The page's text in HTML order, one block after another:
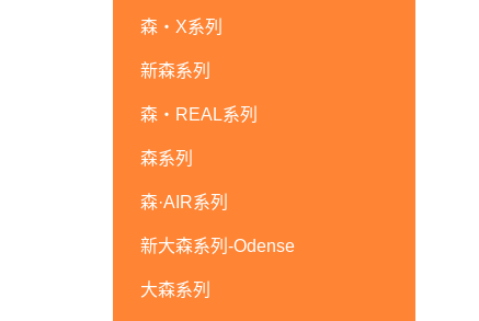
森・X系列
新森系列
森・REAL系列
森系列
森·AIR系列
新大森系列-Odense
大森系列